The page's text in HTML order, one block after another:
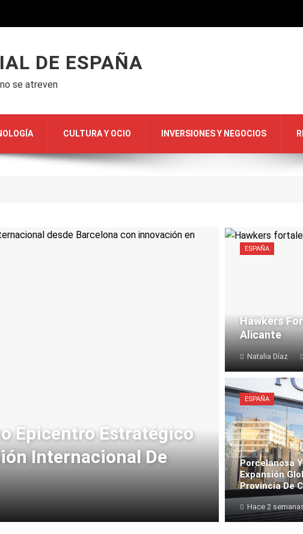
DE ESPAÑA
se atreven
CULTURA Y OCIO INVERSIONES Y NEGOCIOS
Epicentro Estratégico
Internacional De
ESPAÑA
Hawkers
Alicante
Natalia Díaz
ESPAÑA
Porcelanosa
Expansión
Provincia De
Hace 2